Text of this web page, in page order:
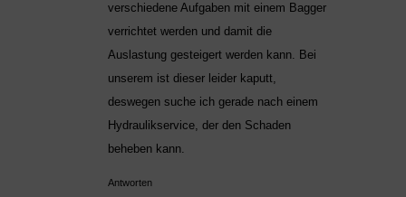
verschiedene Aufgaben mit einem Bagger
verrichtet werden und damit die
Auslastung gesteigert werden kann. Bei
unserem ist dieser leider kaputt,
deswegen suche ich gerade nach einem
Hydraulikservice, der den Schaden
beheben kann.
Antworten